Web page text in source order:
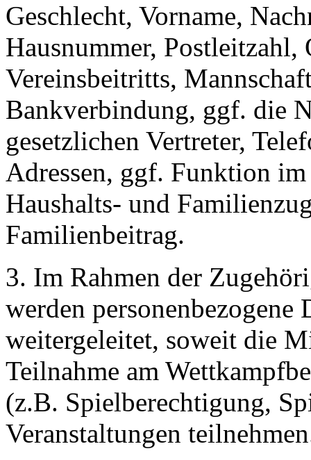
Geschlecht, Vorname,
Hausnummer,
Vereinsbeitritts,
Bankverbindung, ggf. die
gesetzlichen Vertreter,
Adressen, ggf. Funktion
Haushalts- und
Familienbeitrag.
3. Im Rahmen der
werden
weitergeleitet, soweit die
Teilnahme am
(z.B. Spielberechtigung,
Veranstaltungen